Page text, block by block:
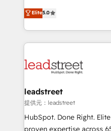
the United States, EU,
America. From casual user to super fan: make
grow with clarity,
Operating across the UK,
Canada, we’ve delivered
HubSpot projects for
combine HubSpot, data,
and technology for
growth. Our expertise
architecture, AI
delivered through our
Elite5.0
leadstreet
提供元：leadstreet
HubSpot. Done Right.
proven expertise across